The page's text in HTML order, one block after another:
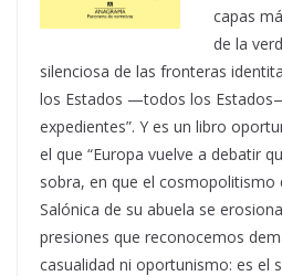
capas
de la
silenciosa de las fronteras
los Estados —todos los
expedientes”. Y es un libro
el que “Europa vuelve a debatir
sobra, en que el cosmopolitismo
Salónica de su abuela se
presiones que reconocemos
casualidad ni oportunismo: es el